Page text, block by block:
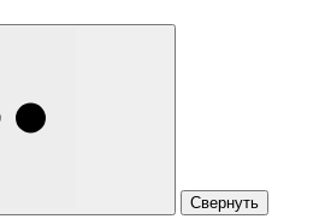
Свернуть